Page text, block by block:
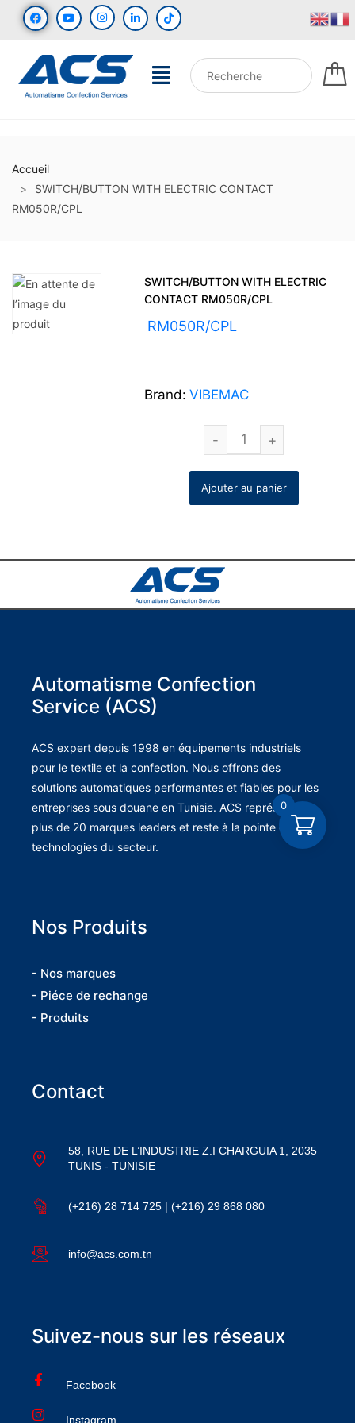
Accueil
SWITCH/BUTTON WITH ELECTRIC CONTACT
RM050R/CPL
SWITCH/BUTTON WITH ELECTRIC
CONTACT RM050R/CPL
RM050R/CPL
Brand: VIBEMAC
Ajouter au panier
Automatisme Confection
Service (ACS)
ACS expert depuis 1998 en équipements industriels
pour le textile et la confection. Nous offrons des
solutions automatiques performantes et fiables pour les
entreprises sous douane en Tunisie. ACS représente
plus de 20 marques leaders et reste à la pointe des
technologies du secteur.
Nos Produits
- Nos marques
- Piéce de rechange
- Produits
Contact
58, RUE DE L’INDUSTRIE Z.I CHARGUIA 1, 2035
TUNIS - TUNISIE
(+216) 28 714 725 | (+216) 29 868 080
info@acs.com.tn
Suivez-nous sur les réseaux
Facebook
Instagram
0